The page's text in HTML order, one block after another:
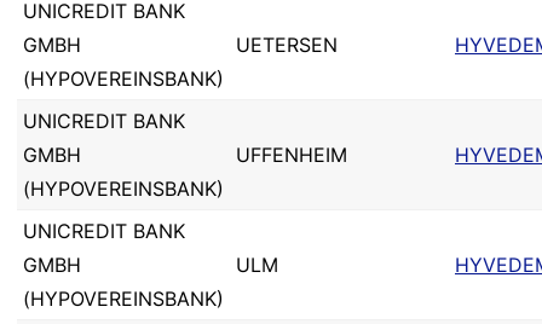
UNICREDIT BANK
GMBH
(HYPOVEREINSBANK)
UETERSEN
UNICREDIT BANK
GMBH
(HYPOVEREINSBANK)
UFFENHEIM
UNICREDIT BANK
GMBH
(HYPOVEREINSBANK)
ULM